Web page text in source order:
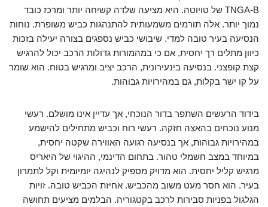
TNGA-B של טויוטה. היא מציעה שלדה קשיחה יותר ומרכז כובד
נמוך יותר. אלה תורמים משמעותית להתנהגות כביש משופרת. נוחות
הנסיעה בעיר טובה למדי. שיבושי כביש נספגים בצורה יעילה בזכות
כיוון מתלים רך יחסית, אם כי במהמורות גדולות הרכב יכול להרגיש
קצת קופצני. בנסיעה בינעירונית, הרכב יציב ומרגיש בטוח. הוא שומר
על קו ישר בקלות, גם במהירויות גבוהות.
בידוד הרעשים השתפר בדור הנוכחי, אך עדיין אינו מושלם. רעשי
מנוע נוכחים בהאצה חזקה. רעשי רוח וכביש מתחילים להישמע
במהירויות גבוהות, אך בנסיעה רגועה האווירה שקטה יחסית,
במיוחד במצב חשמלי טהור. בתחום הדינמי, ההיגוי של היאריס
מרגיש קליל יחסית. הוא מדויק מספיק לנהיגה יומיומית וקל לתמרון
בעיר. הוא חסר מעט משוב מהכביש. אחיזת הכביש טובה. זויות
הגלגול בפניות סבירות לרכב בקטגוריה. הבלמים מציעים תחושה